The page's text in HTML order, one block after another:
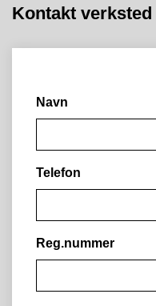
Kontakt verksted
Navn
Telefon
Reg.nummer